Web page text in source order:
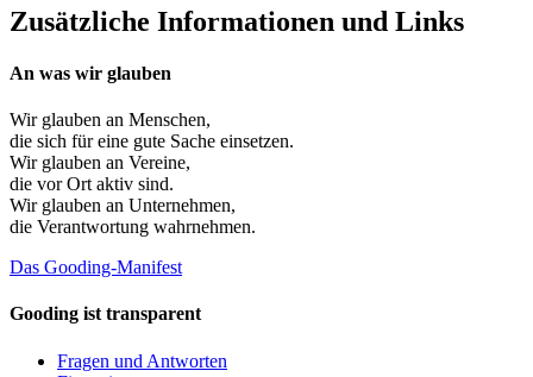
Zusätzliche Informationen und Links
An was wir glauben
Wir glauben an Menschen,
die sich für eine gute Sache einsetzen.
Wir glauben an Vereine,
die vor Ort aktiv sind.
Wir glauben an Unternehmen,
die Verantwortung wahrnehmen.
Das Gooding-Manifest
Gooding ist transparent
Fragen und Antworten